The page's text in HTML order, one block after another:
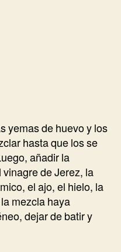
yemas de huevo y los
hasta que los se
añadir la
de Jerez, la
el ajo, el hielo, la
mezcla haya
dejar de batir y